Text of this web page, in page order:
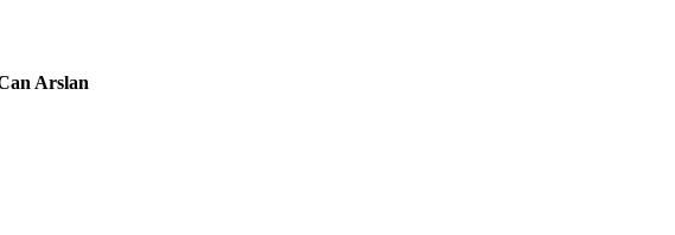
Arslan